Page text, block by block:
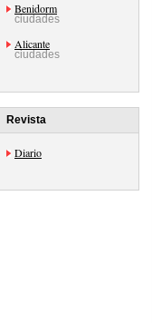
Benidorm
ciudades
Alicante
ciudades
Revista
Diario